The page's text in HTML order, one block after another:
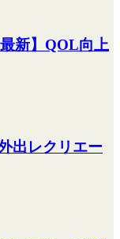
新】QOL向上
出レクリエー